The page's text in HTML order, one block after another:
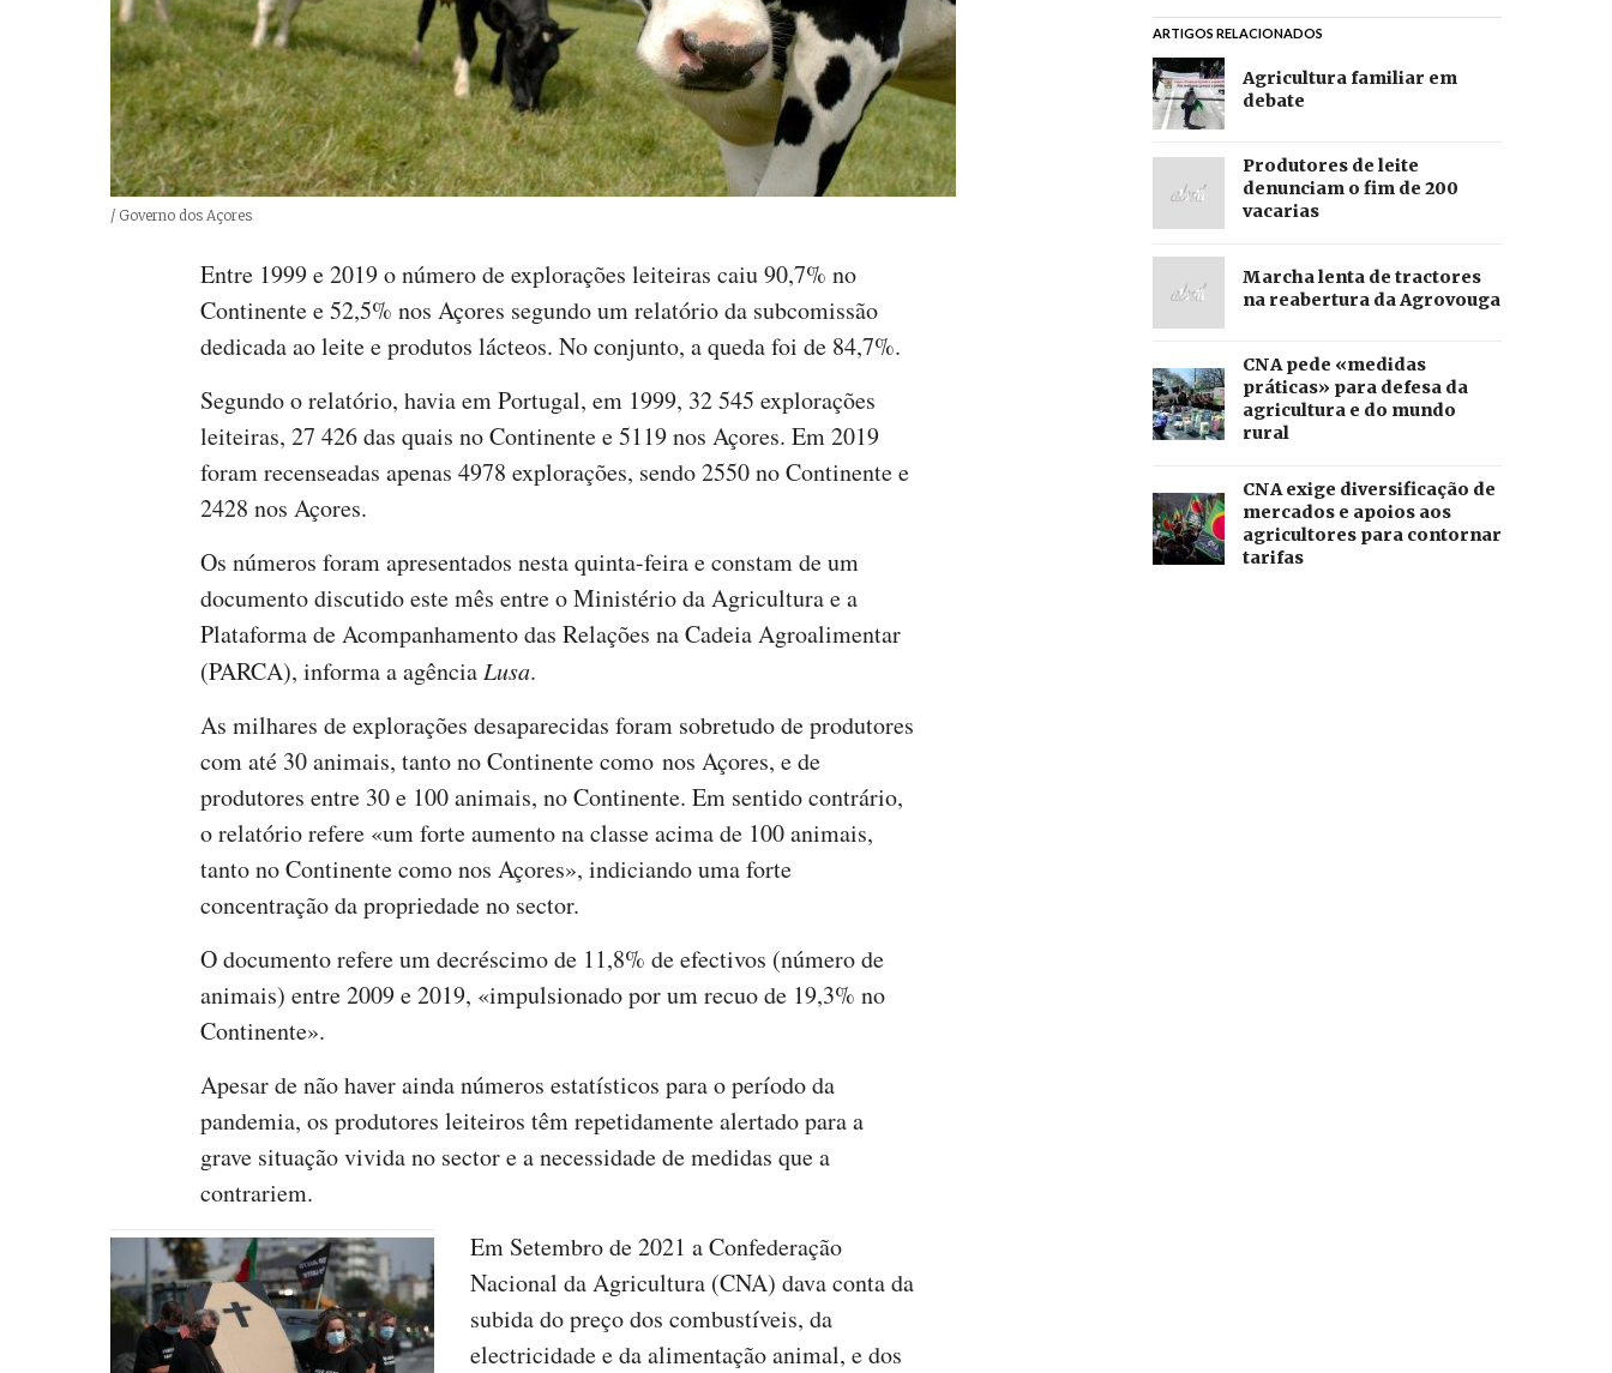
Créditos
/ Governo dos Açores
Entre 1999 e 2019 o número de explorações leiteiras caiu 90,7% no
Continente e 52,5% nos Açores segundo um relatório da subcomissão
dedicada ao leite e produtos lácteos. No conjunto, a queda foi de 84,7%.
Segundo o relatório, havia em Portugal, em 1999, 32 545 explorações
leiteiras, 27 426 das quais no Continente e 5119 nos Açores. Em 2019
foram recenseadas apenas 4978 explorações, sendo 2550 no Continente e
2428 nos Açores.
Os números foram apresentados nesta quinta-feira e constam de um
documento discutido este mês entre o Ministério da Agricultura e a
Plataforma de Acompanhamento das Relações na Cadeia Agroalimentar
(PARCA), informa a agênciaLusa.
As milhares de explorações desaparecidas foram sobretudo de produtores
com até 30 animais, tanto no Continente como nos Açores, e de
produtores entre 30 e 100 animais, no Continente. Em sentido contrário,
o relatório refere «um forte aumento na classe acima de 100 animais,
tanto no Continente como nos Açores», indiciando uma forte
concentração da propriedade no sector.
O documento refere um decréscimo de 11,8% de efectivos (número de
animais) entre 2009 e 2019, «impulsionado por um recuo de 19,3% no
Continente».
Apesar de não haver ainda números estatísticos para o período da
pandemia, os produtores leiteiros têm repetidamente alertado para a
grave situação vivida no sector e a necessidade de medidas que a
contrariem.
Em Setembro de 2021 a Confederação
Nacional da Agricultura (CNA) dava conta da
subida do preço dos combustíveis, da
electricidade e da alimentação animal, e dos
ARTIGOS RELACIONADOS
Agricultura familiar em
debate
Produtores de leite
denunciam o fim de 200
vacarias
Marcha lenta de tractores
na reabertura da Agrovouga
CNA pede «medidas
práticas» para defesa da
agricultura e do mundo
rural
CNA exige diversificação de
mercados e apoios aos
agricultores para contornar
tarifas